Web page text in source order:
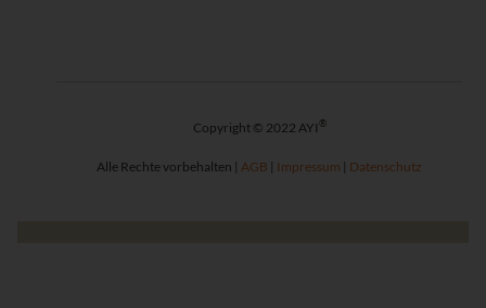
Copyright © 2022 AYI ®
Alle Rechte vorbehalten | AGB | Impressum | Datenschutz